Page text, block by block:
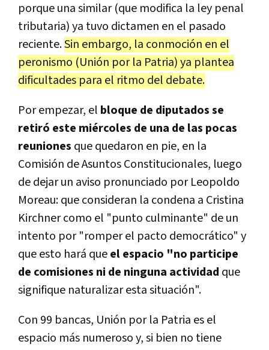
porque una similar (que modifica la ley penal
tributaria) ya tuvo dictamen en el pasado
reciente.Sin embargo, la conmoción en el
peronismo (Unión por la Patria) ya plantea
dificultades para el ritmo del debate.
Por empezar, el bloque de diputados se
retiró este miércoles de una de las pocas
reuniones que quedaron en pie, en la
Comisión de Asuntos Constitucionales, luego
de dejar un aviso pronunciado por Leopoldo
Moreau: que consideran la condena a Cristina
Kirchner como el "punto culminante" de un
intento por "romper el pacto democrático" y
que esto hará queel espacio "no participe
de comisiones ni de ninguna actividad que
signifique naturalizar esta situación".
Con 99 bancas, Unión por la Patria es el
espacio más numeroso y, si bien no tiene